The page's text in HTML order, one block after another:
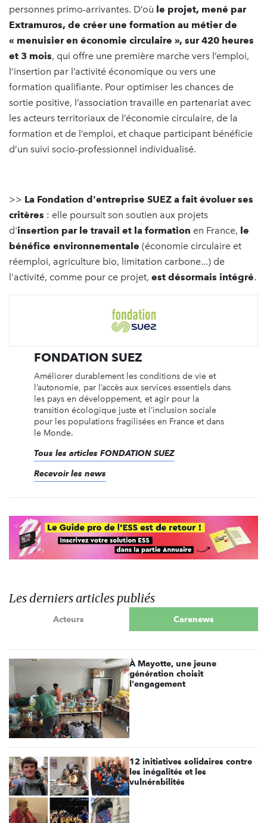
personnes primo-arrivantes. D’où le projet, mené par
Extramuros, de créer une formation au métier de
« menuisier en économie circulaire », sur 420 heures
et 3 mois, qui offre une première marche vers l’emploi,
l’insertion par l’activité économique ou vers une
formation qualifiante. Pour optimiser les chances de
sortie positive, l’association travaille en partenariat avec
les acteurs territoriaux de l’économie circulaire, de la
formation et de l’emploi, et chaque participant bénéficie
d’un suivi socio-professionnel individualisé.
>> La Fondation d'entreprise SUEZ a fait évoluer ses
critères : elle poursuit son soutien aux projets
d'insertion par le travail et la formation en France, le
bénéfice environnementale (économie circulaire et
réemploi, agriculture bio, limitation carbone...) de
l'activité, comme pour ce projet, est désormais intégré.
FONDATION SUEZ
Améliorer durablement les conditions de vie et
l’autonomie, par l’accès aux services essentiels dans
les pays en développement, et agir pour la
transition écologique juste et l’inclusion sociale
pour les populations fragilisées en France et dans
le Monde.
Tous les articles FONDATION SUEZ
Recevoir les news
Les derniers articles publiés
Acteurs Carenews
À Mayotte, une jeune
génération choisit
l'engagement
12 initiatives solidaires contre
les inégalités et les
vulnérabilités